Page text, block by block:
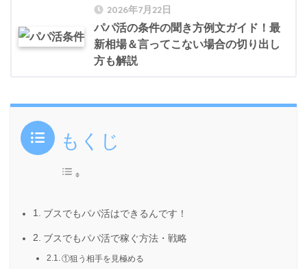
2026年7月22日
パパ活の条件の聞き方例文ガイド！最
新相場＆言ってこない場合の切り出し
方も解説
もくじ
ブスでもパパ活はできるんです！
ブスでもパパ活で稼ぐ方法・戦略
①狙う相手を見極める